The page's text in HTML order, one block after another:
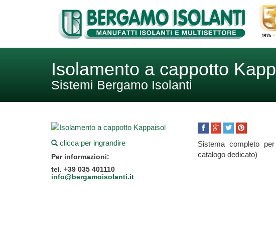
Isolamento a cappotto
Sistemi Bergamo Isolanti
clicca per ingrandire
Per informazioni:
tel. +39 035 401110
info@bergamoisolanti.it
Sistema completo
catalogo dedicato)